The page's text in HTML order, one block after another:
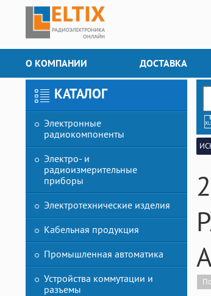
О КОМПАНИИ ДОСТАВКА
КАТАЛОГ
Электронные
радиокомпоненты
Электро- и
радиоизмерительные
приборы
Электротехнические изделия
Кабельная продукция
Промышленная автоматика
Устройства коммутации и
разъемы